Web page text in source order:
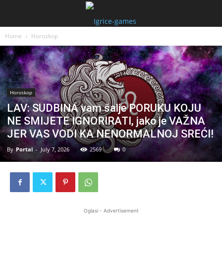
Home Horoskop
Horoskop
LAV: SUDBINA vam šalje PORUKU KOJU
NE SMIJETE IGNORIRATI, jako je VAŽNA
JER VAS VODI KA NENORMALNOJ SREĆI!
By Portal - July 7, 2026 2569 0
Oglasi - Advertisement